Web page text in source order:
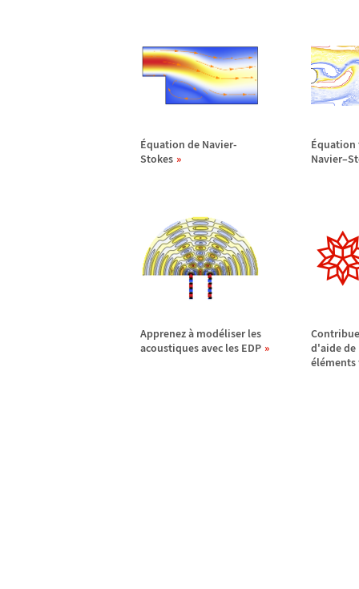
Équation de Navier-
Stokes
Équation
Navier–
Apprenezà modéliser les
acoustiques avec les EDP
d'aide de
éléments